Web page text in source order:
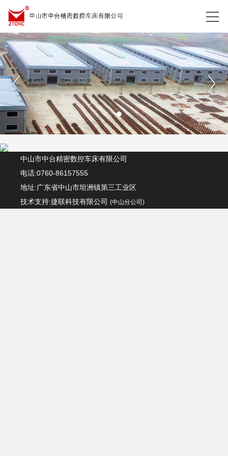
中山市中台精密数控车床有限公司
电话:0760-86157555
地址:广东省中山市坦洲镇第三工业区
技术支持:捷联科技有限公司 (中山分公司)